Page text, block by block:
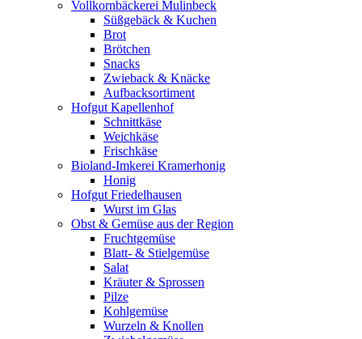
Vollkornbäckerei Mulinbeck
Süßgebäck & Kuchen
Brot
Brötchen
Snacks
Zwieback & Knäcke
Aufbacksortiment
Hofgut Kapellenhof
Schnittkäse
Weichkäse
Frischkäse
Bioland-Imkerei Kramerhonig
Honig
Hofgut Friedelhausen
Wurst im Glas
Obst & Gemüse aus der Region
Fruchtgemüse
Blatt- & Stielgemüse
Salat
Kräuter & Sprossen
Pilze
Kohlgemüse
Wurzeln & Knollen